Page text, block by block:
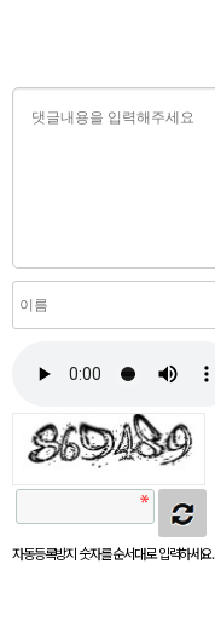
자동등록방지 숫자를 순서대로 입력하세요.